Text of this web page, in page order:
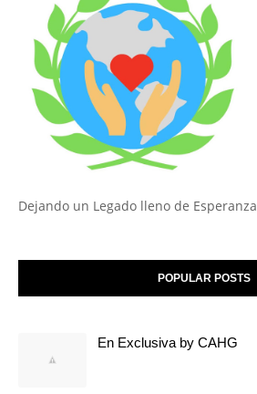
Dejando un Legado lleno de Esperanza
POPULAR POSTS
En Exclusiva by CAHG